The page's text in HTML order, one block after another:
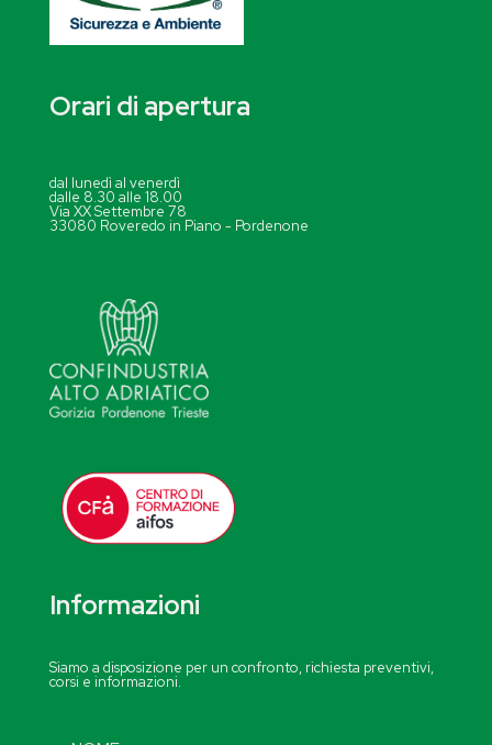
Orari di apertura
dal lunedì al venerdì
dalle 8.30 alle 18.00
Via XX Settembre 78
33080 Roveredo in Piano - Pordenone
Informazioni
Siamo a disposizione per un confronto, richiesta preventivi,
corsi e informazioni.